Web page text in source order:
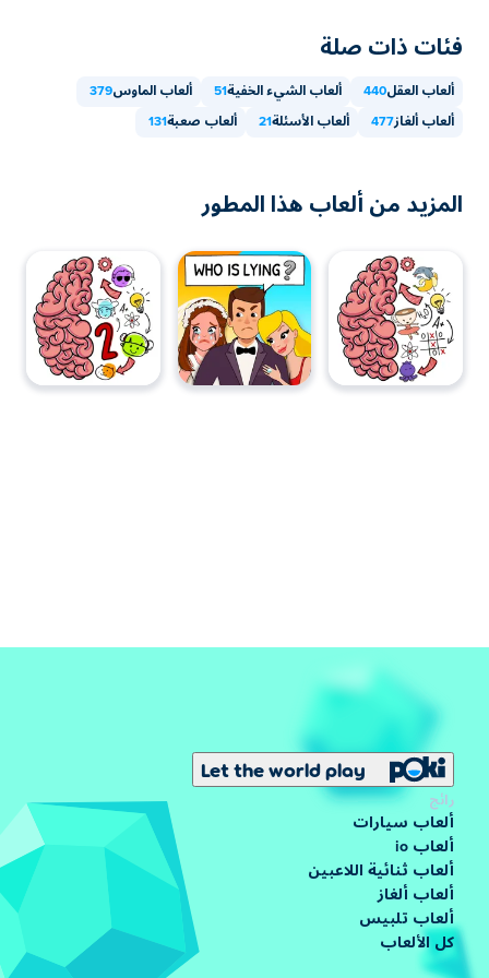
فئات ذات صلة
ألعاب العقل440 ألعاب الشيء الخفية51 ألعاب الماوس379
ألعاب ألغاز477 ألعاب الأسئلة21 ألعاب صعبة131
المزيد من ألعاب هذا المطور
Let the world play
رائج
ألعاب سيارات
ألعاب io
ألعاب ثنائية اللاعبين
ألعاب ألغاز
ألعاب تلبيس
كل الألعاب